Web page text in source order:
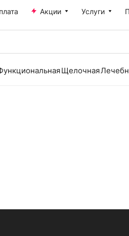
Акции Услуги
Щелочная